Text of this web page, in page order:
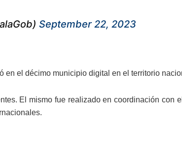
September 22, 2023
en el décimo municipio digital en el territorio
El mismo fue realizado en coordinación con